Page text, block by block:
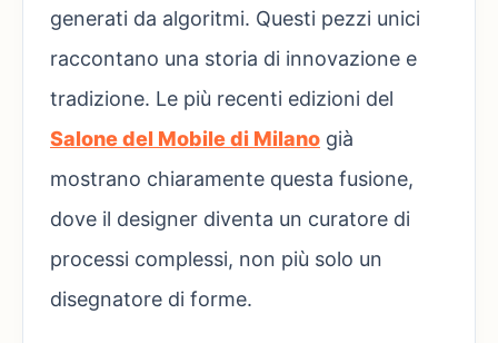
generati da algoritmi. Questi pezzi unici
raccontano una storia di innovazione e
tradizione. Le più recenti edizioni del
Salone del Mobile di Milano già
mostrano chiaramente questa fusione,
dove il designer diventa un curatore di
processi complessi, non più solo un
disegnatore di forme.